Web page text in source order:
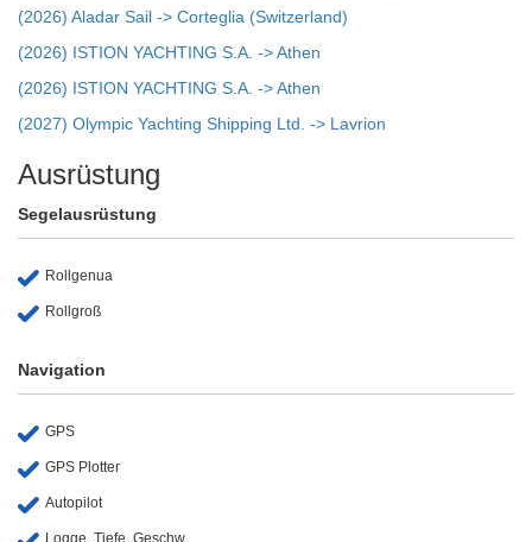
(2026) Aladar Sail -> Corteglia (Switzerland)
(2026) ISTION YACHTING S.A. -> Athen
(2026) ISTION YACHTING S.A. -> Athen
(2027) Olympic Yachting Shipping Ltd. -> Lavrion
Ausrüstung
Segelausrüstung
Rollgenua
Rollgroß
Navigation
GPS
GPS Plotter
Autopilot
Logge, Tiefe, Geschw.